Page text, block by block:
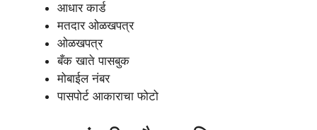
आधार कार्ड
मतदार ओळखपत्र
ओळखपत्र
बँक खाते पासबुक
मोबाईल नंबर
पासपोर्ट आकाराचा फोटो